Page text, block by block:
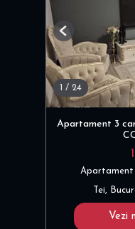
1 / 24
Previous
Apartament 3
Apartament
Tei,
Vezi